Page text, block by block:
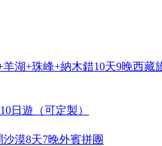
湖+珠峰+納木錯10天9晚西藏
日遊（可定製）
漠8天7晚外賓拼團